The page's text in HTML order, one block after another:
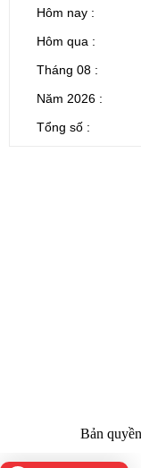
đổi, bổ sung và phê
hành chính lĩnh vực
đăng ký thuộc phạm
Ngày ban hành: (05/08/
Hôm nay :
Hôm qua :
Tháng 08 :
Năm 2026 :
Tổng số :
Bản